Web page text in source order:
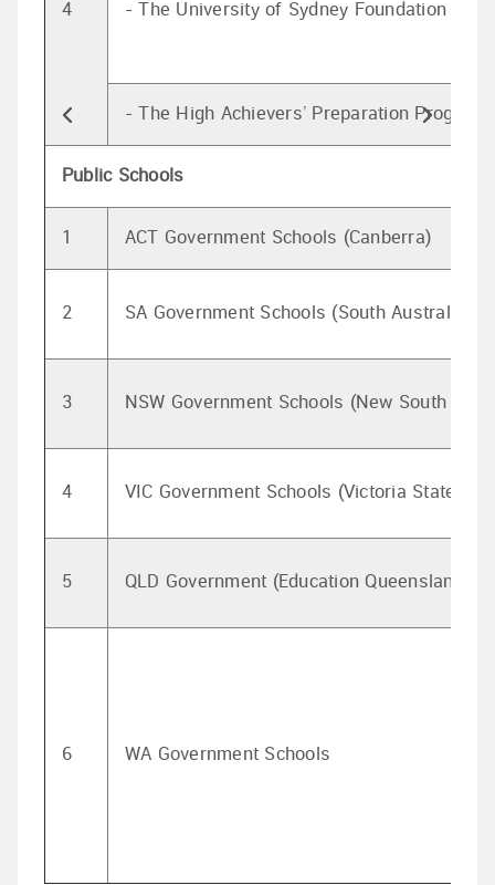
4 - The University of Sydney Foundation
- The High Achievers’ Preparation Program
Public Schools
1 ACT Government Schools (Canberra)
2 SA Government Schools (South Australian
3 NSW Government Schools (New South
4 VIC Government Schools (Victoria State
5 QLD Government (Education Queensland
6 WA Government Schools